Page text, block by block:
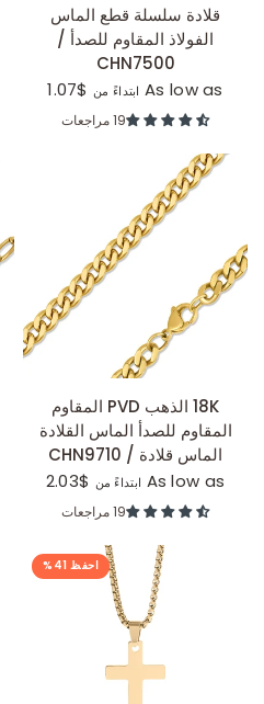
عرض سريع
قلادة سلسلة قطع الماس
الفولاذ المقاوم للصدأ /
CHN7500
As low as ابتداءً من$1.07
19 مراجعات
عرض سريع 18K الذهب PVD المقاوم
المقاوم للصدأ الماس القلادة
الماس قلادة / CHN9710
As low as ابتداءً من $2.03
19 مراجعات
احفظ 41%